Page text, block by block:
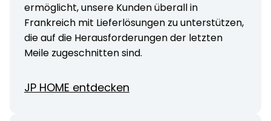
ermöglicht, unsere Kunden überall in
Frankreich mit Lieferlösungen zu unterstützen,
die auf die Herausforderungen der letzten
Meile zugeschnitten sind.
JP HOME entdecken